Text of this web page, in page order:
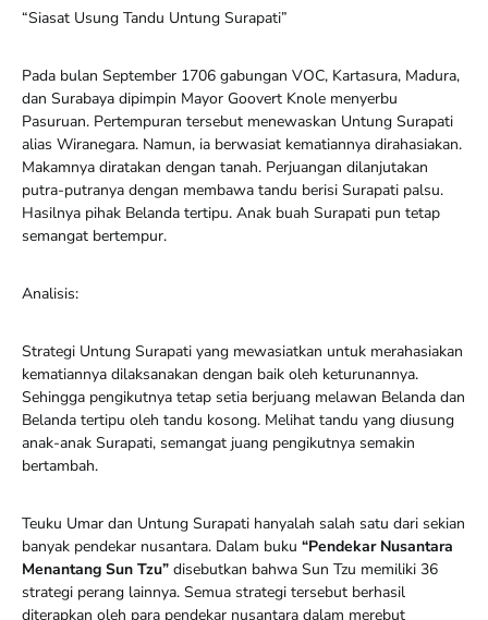
“Siasat Usung Tandu Untung Surapati”
Pada bulan September 1706 gabungan VOC, Kartasura, Madura,
dan Surabaya dipimpin Mayor Goovert Knole menyerbu
Pasuruan. Pertempuran tersebut menewaskan Untung Surapati
alias Wiranegara. Namun, ia berwasiat kematiannya dirahasiakan.
Makamnya diratakan dengan tanah. Perjuangan dilanjutakan
putra-putranya dengan membawa tandu berisi Surapati palsu.
Hasilnya pihak Belanda tertipu. Anak buah Surapati pun tetap
semangat bertempur.
Analisis:
Strategi Untung Surapati yang mewasiatkan untuk merahasiakan
kematiannya dilaksanakan dengan baik oleh keturunannya.
Sehingga pengikutnya tetap setia berjuang melawan Belanda dan
Belanda tertipu oleh tandu kosong. Melihat tandu yang diusung
anak-anak Surapati, semangat juang pengikutnya semakin
bertambah.
Teuku Umar dan Untung Surapati hanyalah salah satu dari sekian
banyak pendekar nusantara. Dalam buku “Pendekar Nusantara
Menantang Sun Tzu” disebutkan bahwa Sun Tzu memiliki 36
strategi perang lainnya. Semua strategi tersebut berhasil
diterapkan oleh para pendekar nusantara dalam merebut